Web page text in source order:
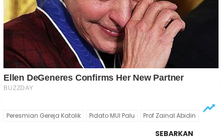
Peresmian Gereja Katolik Pidato MUI Palu Prof Zainal Abidin
SEBARKAN